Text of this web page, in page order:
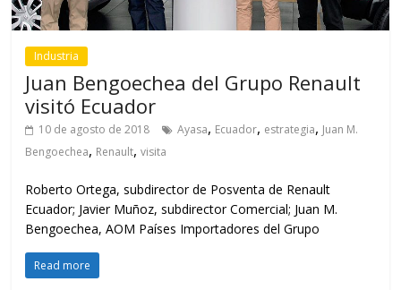
Industria
Juan Bengoechea del Grupo Renault
visitó Ecuador
10 de agosto de 2018 Ayasa, Ecuador, estrategia, Juan M.
Bengoechea, Renault,visita
Roberto Ortega, subdirector de Posventa de Renault
Ecuador; Javier Muñoz, subdirector Comercial; Juan M.
Bengoechea, AOM Países Importadores del Grupo
Read more